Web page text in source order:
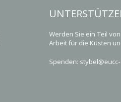
Werden Sie ein Teil
Arbeit für die Küsten
Spenden: